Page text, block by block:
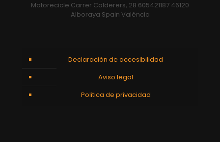
Motorecicle Carrer Calderers, 28 605421187 46120
Alboraya Spain València
Declaración de accesibilidad
Aviso legal
Politica de privacidad